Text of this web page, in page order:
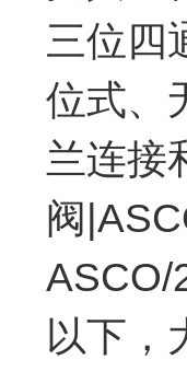
三位四
位式、
兰连接
阀
ASCO/
以下，